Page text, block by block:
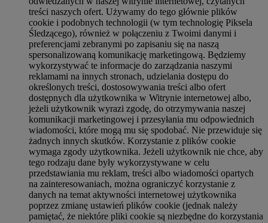
treści naszych ofert. Używamy do tego głównie plików
cookie i podobnych technologii (w tym technologię Piksela
Śledzącego), również w połączeniu z Twoimi danymi i
preferencjami zebranymi po zapisaniu się na naszą
spersonalizowaną komunikację marketingową. Będziemy
wykorzystywać te informacje do zarządzania naszymi
reklamami na innych stronach, udzielania dostępu do
określonych treści, dostosowywania treści albo ofert
dostępnych dla użytkownika w Witrynie internetowej albo,
jeżeli użytkownik wyrazi zgodę, do otrzymywania naszej
komunikacji marketingowej i przesyłania mu odpowiednich
wiadomości, które mogą mu się spodobać. Nie przewiduje się
żadnych innych skutków. Korzystanie z plików cookie
wymaga zgody użytkownika. Jeżeli użytkownik nie chce, aby
tego rodzaju dane były wykorzystywane w celu
przedstawiania mu reklam, treści albo wiadomości opartych
na zainteresowaniach, można ograniczyć korzystanie z
danych na temat aktywności internetowej użytkownika
poprzez zmianę ustawień plików cookie (jednak należy
pamiętać, że niektóre pliki cookie są niezbędne do korzystania